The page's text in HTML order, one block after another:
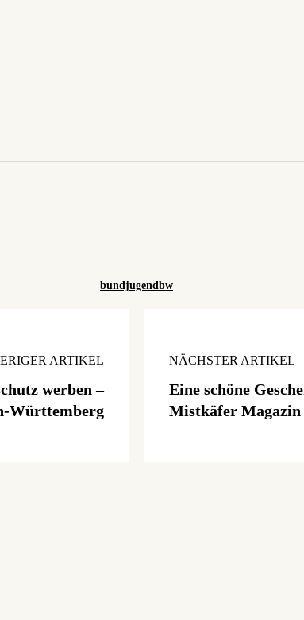
bundjugendbw
ARTIKEL
werben –
Württemberg
NÄCHSTER ARTIKEL
Eine schöne
Mistkäfer Magazin